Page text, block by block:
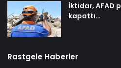
İktidar, AFAD
kapattı…
Rastgele Haberler